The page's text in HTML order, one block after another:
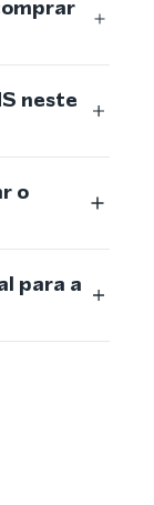
neste
o
para a